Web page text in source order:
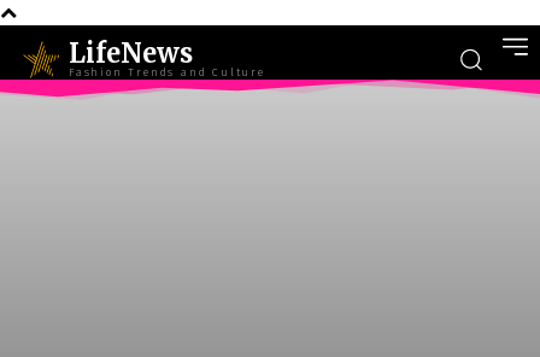
LifeNews
Fashion Trends and Culture